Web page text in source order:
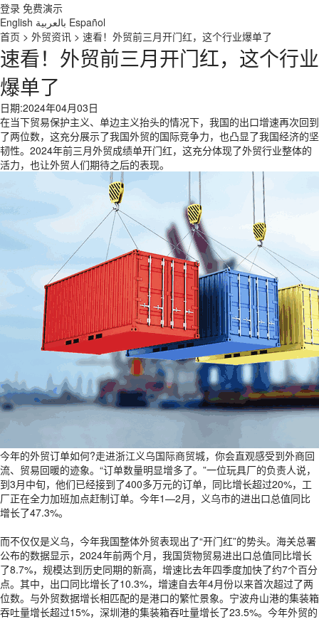
登录 免费演示
English بالعربية Español
首页 > 外贸资讯 > 速看！外贸前三月开门红，这个行业爆单了
速看！外贸前三月开门红，这个行业
爆单了
日期:2024年04月03日
在当下贸易保护主义、单边主义抬头的情况下，我国的出口增速再次回到
了两位数，这充分展示了我国外贸的国际竞争力，也凸显了我国经济的坚
韧性。2024年前三月外贸成绩单开门红，这充分体现了外贸行业整体的
活力，也让外贸人们期待之后的表现。
今年的外贸订单如何?走进浙江义乌国际商贸城，你会直观感受到外商回
流、贸易回暖的迹象。“订单数量明显增多了。”一位玩具厂的负责人说，
到3月中旬，他们已经接到了400多万元的订单，同比增长超过20%，工
厂正在全力加班加点赶制订单。今年1—2月，义乌市的进出口总值同比
增长了47.3%。
而不仅仅是义乌，今年我国整体外贸表现出了“开门红”的势头。海关总署
公布的数据显示，2024年前两个月，我国货物贸易进出口总值同比增长
了8.7%，规模达到历史同期的新高，增速比去年四季度加快了约7个百分
点。其中，出口同比增长了10.3%，增速自去年4月份以来首次超过了两
位数。与外贸数据增长相匹配的是港口的繁忙景象。宁波舟山港的集装箱
吞吐量增长超过15%，深圳港的集装箱吞吐量增长了23.5%。今年外贸的